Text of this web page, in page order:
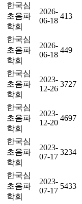
한국심
초음파
학회
2026-
06-18
413
한국심
초음파
학회
2026-
06-18
449
한국심
초음파
학회
2023-
12-26
3727
한국심
초음파
학회
2023-
12-20
4697
한국심
초음파
학회
2023-
07-17
3234
한국심
초음파
학회
2023-
07-17
5433